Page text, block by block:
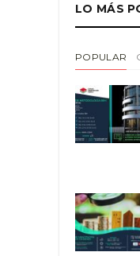
LO MÁS
POPULAR